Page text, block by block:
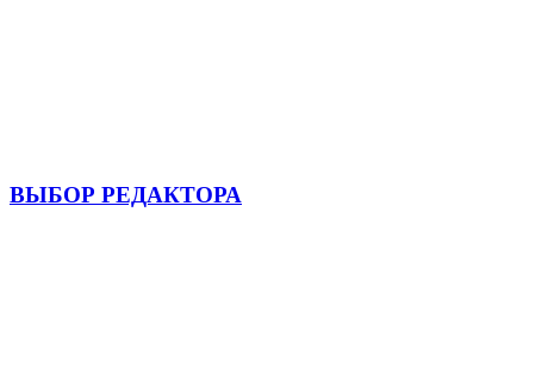
ВЫБОР РЕДАКТОРА